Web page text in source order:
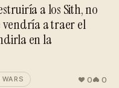
a los Sith, no
vendría a traer el
en la
WARS 0 0